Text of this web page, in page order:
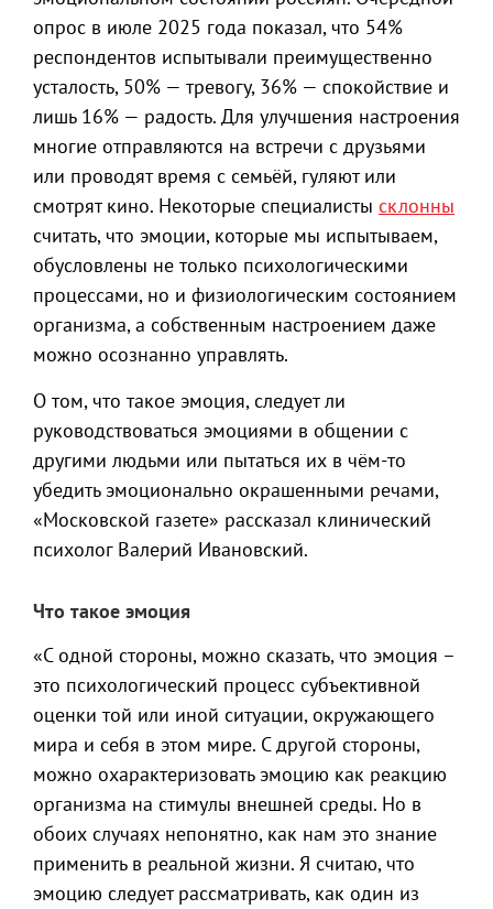
опрос в июле 2025 года показал, что 54%
респондентов испытывали преимущественно
усталость, 50% — тревогу, 36% — спокойствие и
лишь 16% — радость. Для улучшения настроения
многие отправляются на встречи с друзьями
или проводят время с семьёй, гуляют или
смотрят кино. Некоторые специалисты склонны
считать, что эмоции, которые мы испытываем,
обусловлены не только психологическими
процессами, но и физиологическим состоянием
организма, а собственным настроением даже
можно осознанно управлять.
О том, что такое эмоция, следует ли
руководствоваться эмоциями в общении с
другими людьми или пытаться их в чём-то
убедить эмоционально окрашенными речами,
«Московской газете» рассказал клинический
психолог Валерий Ивановский.
Что такое эмоция
«С одной стороны, можно сказать, что эмоция –
это психологический процесс субъективной
оценки той или иной ситуации, окружающего
мира и себя в этом мире. С другой стороны,
можно охарактеризовать эмоцию как реакцию
организма на стимулы внешней среды. Но в
обоих случаях непонятно, как нам это знание
применить в реальной жизни. Я считаю, что
эмоцию следует рассматривать, как один из